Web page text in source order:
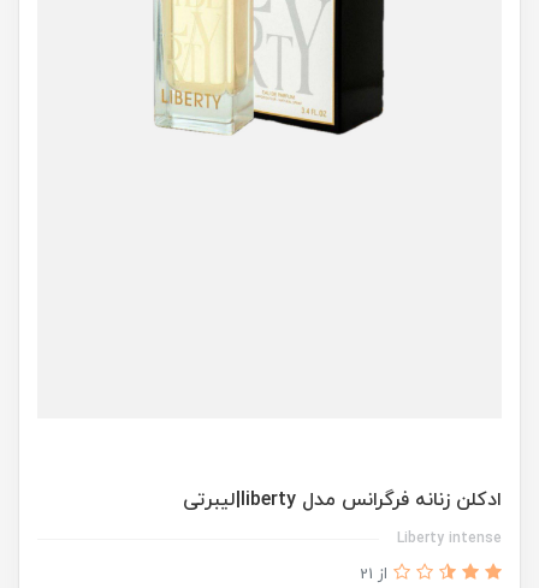
ادكلن زنانه فرگرانس مدل liberty|ليبرتى
Liberty intense
از 21